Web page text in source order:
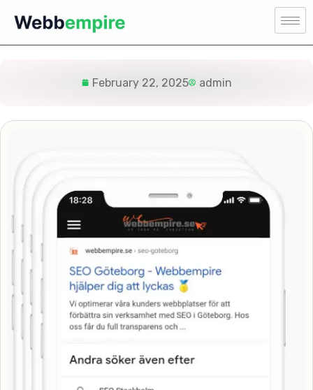
February 22, 2025 admin